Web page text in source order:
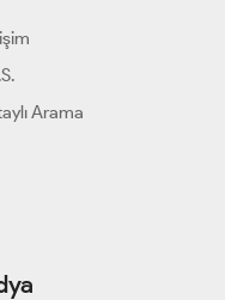
Arama